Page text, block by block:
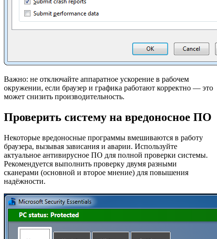
Важно: не отключайте аппаратное ускорение в рабочем
окружении, если браузер и графика работают корректно — это
может снизить производительность.
Проверить систему на вредоносное ПО
Некоторые вредоносные программы вмешиваются в работу
браузера, вызывая зависания и аварии. Используйте
актуальное антивирусное ПО для полной проверки системы.
Рекомендуется выполнить проверку двумя разными
сканерами (основной и второе мнение) для повышения
надёжности.